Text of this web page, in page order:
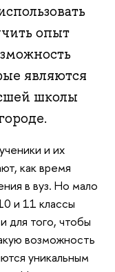
опыт
являются
школы
и их
как время
в вуз. Но мало
и 11 классы
для того, чтобы
возможность
уникальным